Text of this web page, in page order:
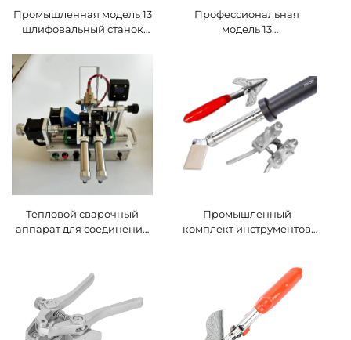
Промышленная модель 13
шлифовальный станок
полуавтоматическая
шлифовальная машина
из полиуретана, ручное
руководство, основной
компонент двигателя 220
В
Профессиональная
модель 13
автоматическая система
соединения конвейерных
лент ПУ/ПВХ,
конкурентоспособная
цена, двигатель 220 В,
основные компоненты
Тепловой сварочный
аппарат для соединения
машина для стыковки
круглых лент для лент из
ПУ и резины
Промышленный
комплект инструментов
автоматическая машина
для соединения лент ПУ с
зажимами,
нагревательной
пластиной и